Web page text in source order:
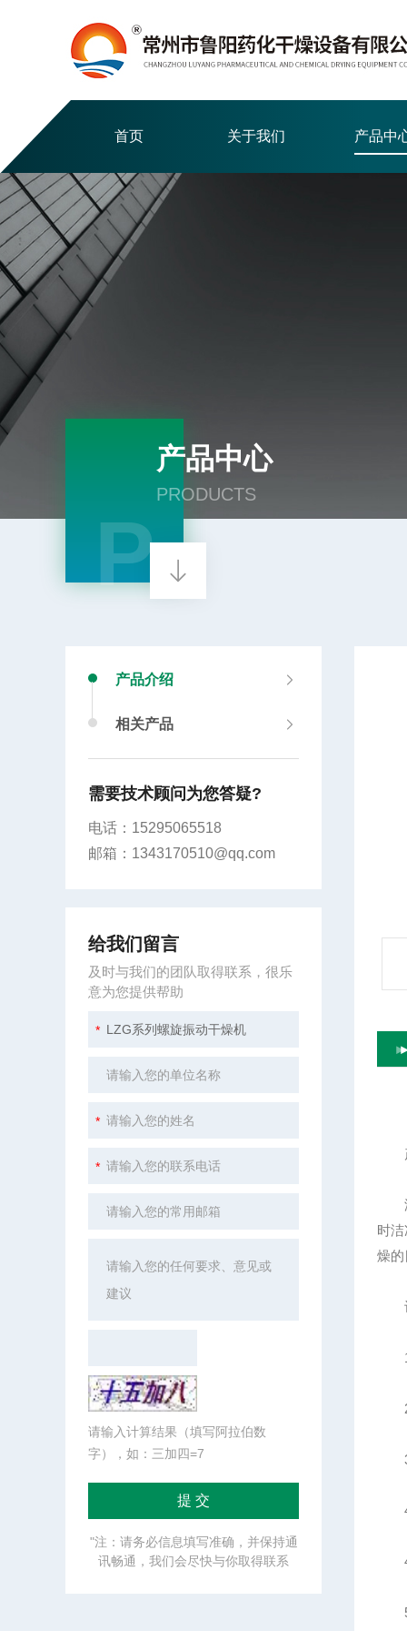
首页 关于我们 产品中
产品中心
PRODUCTS
P
产
湿
时
燥
设
1
2
3
4
4
5
产品介绍
相关产品
需要技术顾问为您答疑?
电话：15295065518
邮箱：1343170510@qq.com
给我们留言
及时与我们的团队取得联系，很乐
意为您提供帮助
请输入计算结果（填写阿拉伯数
字），如：三加四=7
"注：请务必信息填写准确，并保持通
讯畅通，我们会尽快与你取得联系